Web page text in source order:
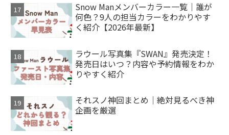
Snow Manメンバーカラー一覧｜誰が
何色？9人の担当カラーをわかりやす
く紹介【2026年最新】
ラウール写真集『SWAN』発売決定！
発売日はいつ？内容や予約情報をわか
りやすく紹介
それスノ神回まとめ｜絶対見るべき神
企画を厳選